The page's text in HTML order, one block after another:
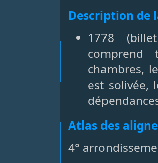
Description de
1778
comprend
chambres,
est solivée,
Atlas des
4°